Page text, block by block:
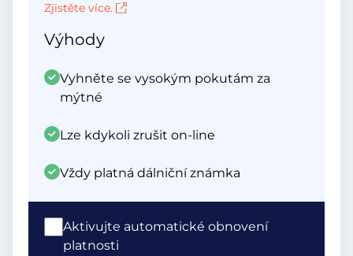
Zjistěte více.
Výhody
Vyhněte se vysokým pokutám za
mýtné
Lze kdykoli zrušit on-line
Vždy platná dálniční známka
Aktivujte automatické obnovení
platnosti